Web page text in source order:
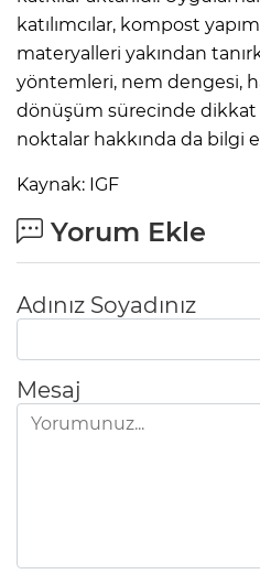
katılımcılar, kompost
materyalleri yakından
yöntemleri, nem dengesi,
dönüşüm sürecinde
noktalar hakkında da bilgi
Kaynak: IGF
Yorum Ekle
Adınız Soyadınız
Mesaj